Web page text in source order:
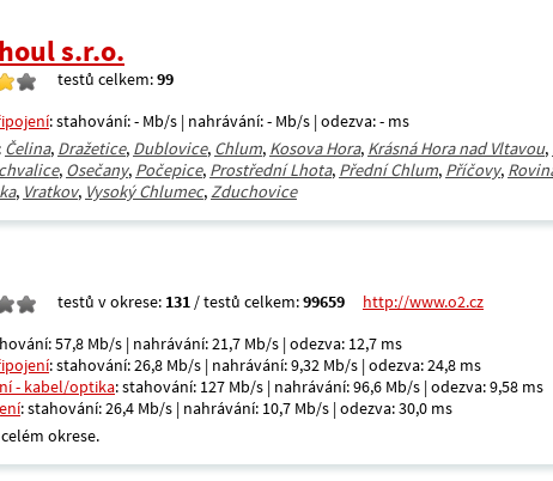
s.r.o.
testů celkem:99
: stahování: - Mb/s | nahrávání: - Mb/s | odezva: - ms
Čelina, Dražetice, Dublovice, Chlum, Kosova Hora, Krásná Hora nad Vltavou,
, Osečany, Počepice, Prostřední Lhota, Přední Chlum, Příčovy,
, Vratkov, Vysoký Chlumec,Zduchovice
testů v okrese: 131 / testů celkem:99659
http://www.o2.cz
57,8 Mb/s | nahrávání: 21,7 Mb/s | odezva: 12,7 ms
: stahování: 26,8 Mb/s | nahrávání: 9,32 Mb/s | odezva: 24,8 ms
- kabel/optika: stahování: 127 Mb/s | nahrávání: 96,6 Mb/s | odezva: 9,58 ms
: stahování: 26,4 Mb/s | nahrávání: 10,7 Mb/s | odezva: 30,0 ms
okrese.